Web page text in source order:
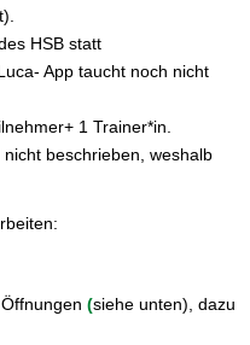
HSB statt
App taucht noch nicht
1 Trainer*in.
beschrieben, weshalb
(siehe unten), dazu